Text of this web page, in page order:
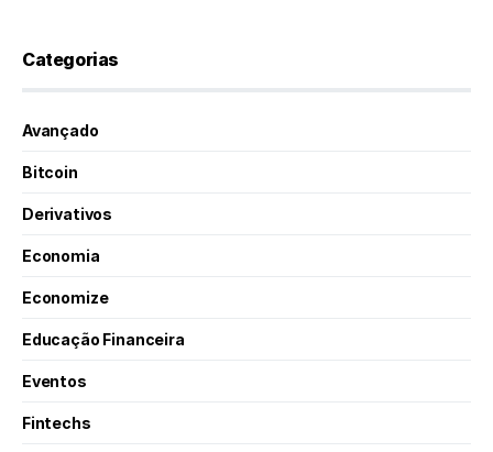
Categorias
Avançado
Bitcoin
Derivativos
Economia
Economize
Educação Financeira
Eventos
Fintechs